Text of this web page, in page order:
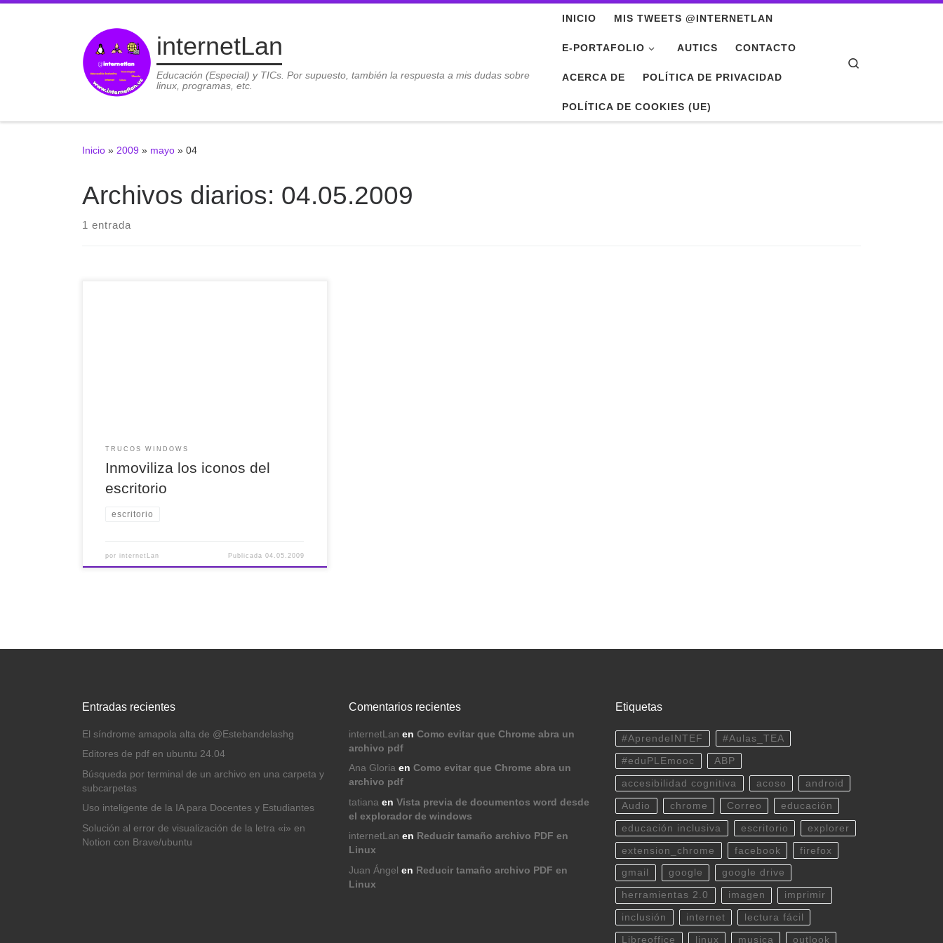
internetLan
Educación (Especial) y TICs. Por supuesto, también la respuesta a mis dudas sobre
linux, programas, etc.
INICIO MIS TWEETS @INTERNETLAN
E-PORTAFOLIO AUTICS CONTACTO
ACERCA DE POLÍTICA DE PRIVACIDAD
POLÍTICA DE COOKIES (UE)
Inicio » 2009 » mayo » 04
Archivos diarios: 04.05.2009
1 entrada
TRUCOS WINDOWS
Inmoviliza los iconos del
escritorio
escritorio
porinternetLan Publicada 04.05.2009
Entradas recientes
El síndrome amapola alta de @Estebandelashg
Editores de pdf en ubuntu 24.04
Búsqueda por terminal de un archivo en una carpeta y
subcarpetas
Uso inteligente de la IA para Docentes y Estudiantes
Solución al error de visualización de la letra «i» en
Notion con Brave/ubuntu
Comentarios recientes
internetLan en Como evitar que Chrome abra un
archivo pdf
Ana Gloria en Como evitar que Chrome abra un
archivo pdf
tatiana en Vista previa de documentos word desde
el explorador de windows
internetLan en Reducir tamaño archivo PDF en
Linux
Juan Ángel en Reducir tamaño archivo PDF en
Linux
Etiquetas
#AprendeINTEF #Aulas_TEA
#eduPLEmooc ABP
accesibilidad cognitiva acoso android
Audio chrome Correo educación
educación inclusiva escritorio explorer
extension_chrome facebook firefox
gmail google google drive
herramientas 2.0 imagen imprimir
inclusión internet lectura fácil
Libreoffice linux musica outlook